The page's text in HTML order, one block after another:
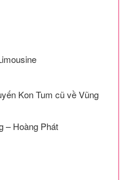
Kon Tum cũ về Vũng
– Hoàng Phát